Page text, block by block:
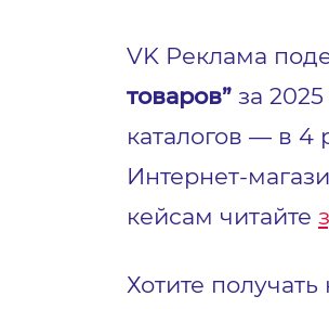
VK Реклама
товаров” за
каталогов — в 4
Интернет-
кейсам читайте
Хотите